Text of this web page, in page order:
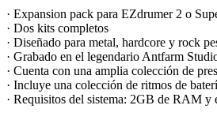
· Expansion pack para EZdrumer 2 o
· Dos kits completos
· Diseñado para metal, hardcore y rock
· Grabado en el legendario Antfarm
· Cuenta con una amplia colección de
· Incluye una colección de ritmos de
· Requisitos del sistema: 2GB de RAM